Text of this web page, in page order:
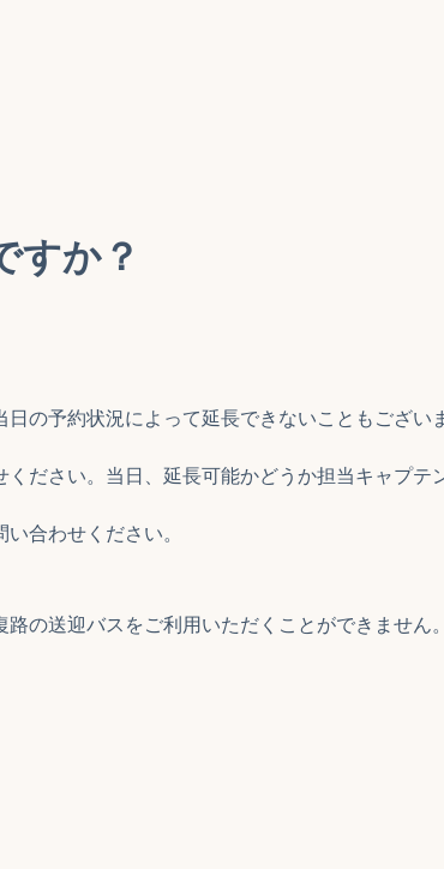
すか？
の予約状況によって延長できないこともござい
ださい。当日、延長可能かどうか担当キャプテ
合わせください。
の送迎バスをご利用いただくことができませ